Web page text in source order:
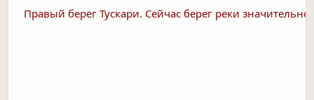
Правый берег Тускари. Сейчас берег реки значительно